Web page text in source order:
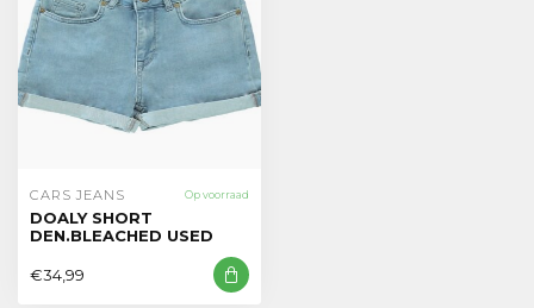
CARS JEANS Op voorraad
DOALY SHORT
DEN.BLEACHED USED
€34,99